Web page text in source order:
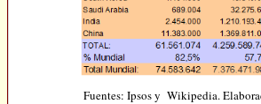
Fuentes: Ipsos y Wikipedia.